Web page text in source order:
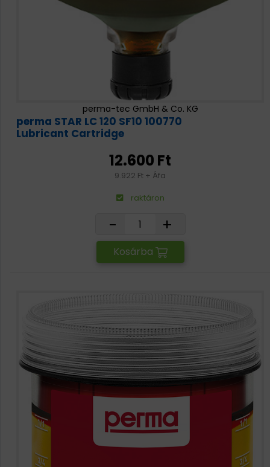
perma-tec GmbH & Co. KG
perma STAR LC 120 SF10 100770
Lubricant Cartridge
12.600 Ft
9.922 Ft + Áfa
raktáron
- +
Kosárba